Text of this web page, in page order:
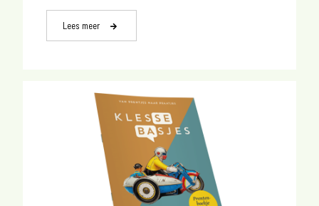
Lees meer